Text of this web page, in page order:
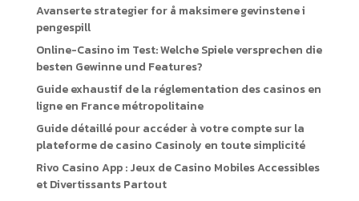
Avanserte strategier for å maksimere gevinstene i
pengespill
Online-Casino im Test: Welche Spiele versprechen die
besten Gewinne und Features?
Guide exhaustif de la réglementation des casinos en
ligne en France métropolitaine
Guide détaillé pour accéder à votre compte sur la
plateforme de casino Casinoly en toute simplicité
Rivo Casino App : Jeux de Casino Mobiles Accessibles
et Divertissants Partout